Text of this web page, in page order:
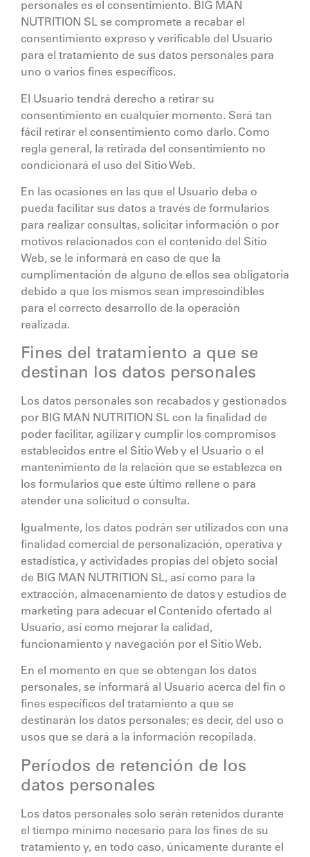
personales es el consentimiento. BIG MAN
NUTRITION SL se compromete a recabar el
consentimiento expreso y verificable del Usuario
para el tratamiento de sus datos personales para
uno o varios fines específicos.
El Usuario tendrá derecho a retirar su
consentimiento en cualquier momento. Será tan
fácil retirar el consentimiento como darlo. Como
regla general, la retirada del consentimiento no
condicionará el uso del Sitio Web.
En las ocasiones en las que el Usuario deba o
pueda facilitar sus datos a través de formularios
para realizar consultas, solicitar información o por
motivos relacionados con el contenido del Sitio
Web, se le informará en caso de que la
cumplimentación de alguno de ellos sea obligatoria
debido a que los mismos sean imprescindibles
para el correcto desarrollo de la operación
realizada.
Fines del tratamiento a que se
destinan los datos personales
Los datos personales son recabados y gestionados
por BIG MAN NUTRITION SL con la finalidad de
poder facilitar, agilizar y cumplir los compromisos
establecidos entre el Sitio Web y el Usuario o el
mantenimiento de la relación que se establezca en
los formularios que este último rellene o para
atender una solicitud o consulta.
Igualmente, los datos podrán ser utilizados con una
finalidad comercial de personalización, operativa y
estadística, y actividades propias del objeto social
de BIG MAN NUTRITION SL, así como para la
extracción, almacenamiento de datos y estudios de
marketing para adecuar el Contenido ofertado al
Usuario, así como mejorar la calidad,
funcionamiento y navegación por el Sitio Web.
En el momento en que se obtengan los datos
personales, se informará al Usuario acerca del fin o
fines específicos del tratamiento a que se
destinarán los datos personales; es decir, del uso o
usos que se dará a la información recopilada.
Períodos de retención de los
datos personales
Los datos personales solo serán retenidos durante
el tiempo mínimo necesario para los fines de su
tratamiento y, en todo caso, únicamente durante el